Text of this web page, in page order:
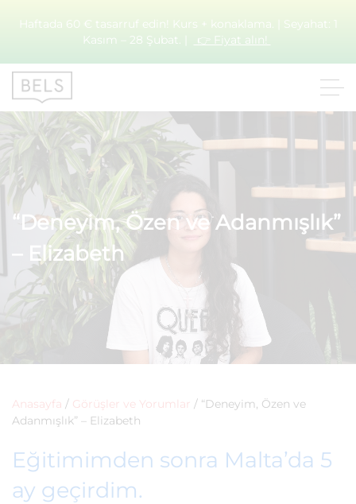
Haftada 60 € tasarruf edin! Kurs + konaklama. | Seyahat: 1
Kasım – 28 Şubat. |
👉 Fiyat alın!
“Deneyim, Özen ve Adanmışlık”
– Elizabeth
Anasayfa / Görüşler ve Yorumlar / “Deneyim, Özen ve
Adanmışlık” – Elizabeth
Eğitimimden sonra Malta’da 5
ay geçirdim.